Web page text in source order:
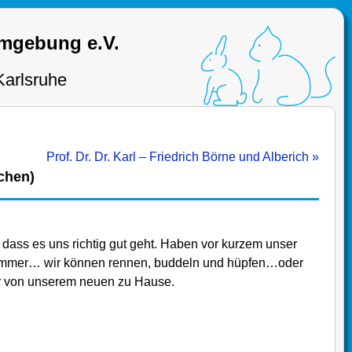
e.V.
Prof. Dr. Dr. Karl – Friedrich Börne und Alberich »
es uns richtig gut geht. Haben vor kurzem unser
wir können rennen, buddeln und hüpfen…oder
unserem neuen zu Hause.